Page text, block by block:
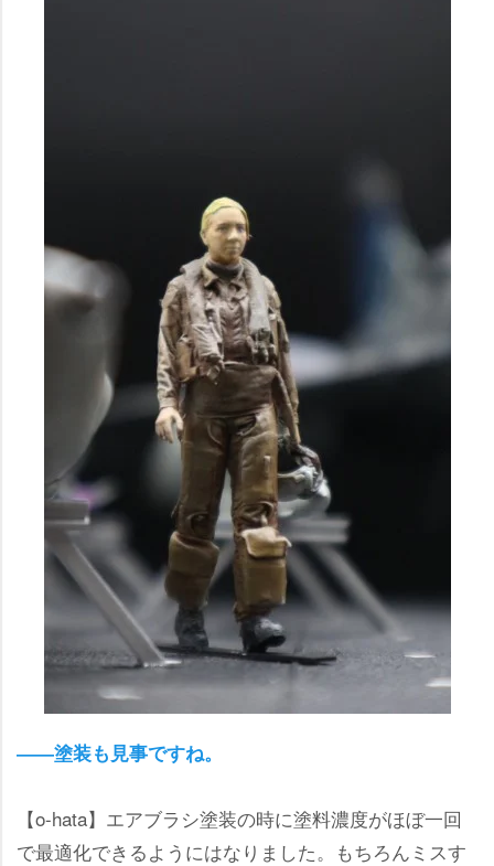
――塗装も見事ですね。
【o-hata】エアブラシ塗装の時に塗料濃度がほぼ一回
で最適化できるようにはなりました。もちろんミスす